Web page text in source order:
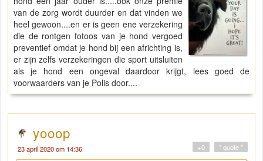
van de zorg wordt duurder en dat vinden we
heel gewoon....en er is geen ene verzekering
die de rontgen fotoos van je hond vergoed
preventief omdat je hond bij een africhting is,
er zijn zelfs verzekeringen die sport uitsluiten
als je hond een ongeval daardoor krijgt, lees goed de
voorwaarders van je Polis door....
yooop
23 april 2020 om 14:36 " quote "
+0